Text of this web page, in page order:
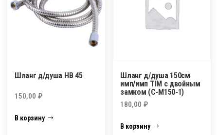
Шланг д/душа HB 45
150,00 ₽
В корзину
Шланг д/душа 150см
имп/имп TIM с двойным
замком (С-М150-1)
180,00₽
В корзину